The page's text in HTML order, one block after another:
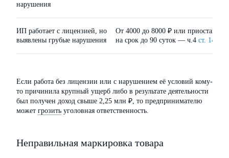
нарушения
ИП работает с лицензией, но
выявлены грубые нарушения
От 4000 до 8000 ₽ или
на срок до 90 суток — ч.4 ст. 14.1
Если работа без лицензии или с нарушением её условий кому-
то причинила крупный ущерб либо в результате деятельности
был получен доход свыше 2,25 млн ₽, то предпринимателю
может грозить уголовная ответственность.
Неправильная маркировка товара